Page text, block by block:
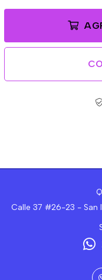
Calle 37 #26-23 - San